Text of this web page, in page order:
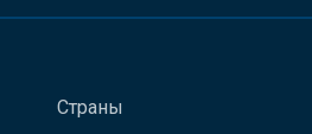
Страны